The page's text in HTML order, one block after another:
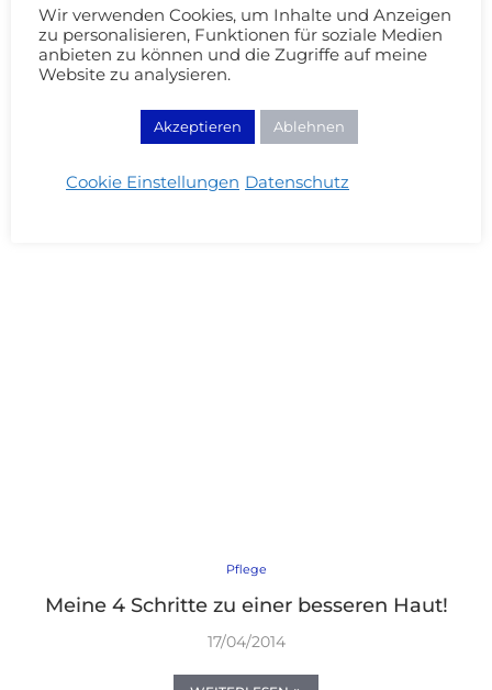
Pflege
Meine 4 Schritte zu einer besseren Haut!
17/04/2014
Wir verwenden Cookies, um Inhalte und Anzeigen
zu personalisieren, Funktionen für soziale Medien
anbieten zu können und die Zugriffe auf meine
Website zu analysieren.
Akzeptieren Ablehnen
Cookie Einstellungen Datenschutz